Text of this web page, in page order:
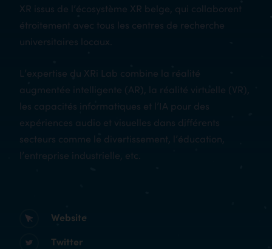
Website
Twitter
XR issus de l’écosystème XR belge, qui collaborent
étroitement avec tous les centres de recherche
universitaires locaux.
L’expertise du XRi Lab combine la réalité
augmentée intelligente (AR), la réalité virtuelle (VR),
les capacités informatiques et l’IA pour des
expériences audio et visuelles dans différents
secteurs comme le divertissement, l’éducation,
l’entreprise industrielle, etc.